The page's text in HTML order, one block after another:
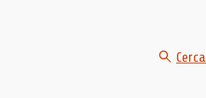
Cerca